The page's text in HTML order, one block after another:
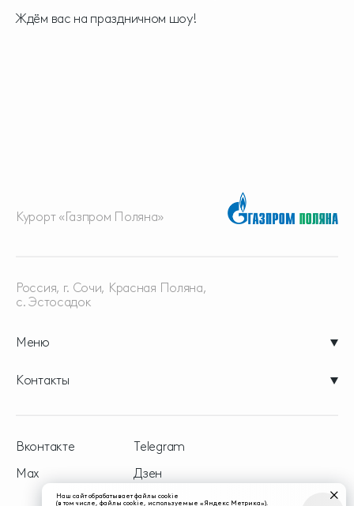
Ждём вас на праздничном шоу!
Курорт «Газпром Поляна»
Меню
Россия, г. Сочи, Красная Поляна,
с. Эстосадок
Контакты
Вконтакте
Telegram
Max
Дзен
Наш сайт обрабатывает файлы cookie
(в том числе, файлы cookie, используемые «Яндекс Метрика»).